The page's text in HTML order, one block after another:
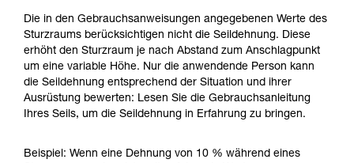
Die in den Gebrauchsanweisungen angegebenen Werte des
Sturzraums berücksichtigen nicht die Seildehnung. Diese
erhöht den Sturzraum je nach Abstand zum Anschlagpunkt
um eine variable Höhe. Nur die anwendende Person kann
die Seildehnung entsprechend der Situation und ihrer
Ausrüstung bewerten: Lesen Sie die Gebrauchsanleitung
Ihres Seils, um die Seildehnung in Erfahrung zu bringen.
Beispiel: Wenn eine Dehnung von 10 % während eines